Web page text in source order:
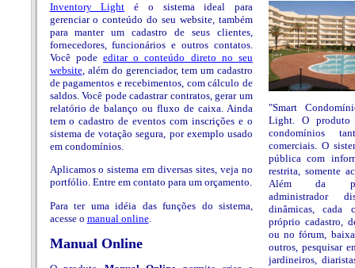
Inventory Light é o sistema ideal para
gerenciar o conteúdo do seu website, também
para manter um cadastro de seus clientes,
fornecedores, funcionários e outros contatos.
Você pode editar o conteúdo direto no seu
website, além do gerenciador, tem um cadastro
de pagamentos e recebimentos, com cálculo de
saldos. Você pode cadastrar contratos, gerar um
relatório de balanço ou fluxo de caixa. Ainda
tem o cadastro de eventos com inscrições e o
sistema de votação segura, por exemplo usado
em condomínios.
Aplicamos o sistema em diversas sites, veja no
portfólio. Entre em contato para um orçamento.
Para ter uma idéia das funções do sistema,
acesse o manual online.
Manual Online
"Smart
Light. O produto
condomínios
comerciais. O
pública com
restrita, somente
Além da
administrador
dinâmicas, cada
próprio cadastro,
ou no fórum,
outros, pesquisar
jardineiros,